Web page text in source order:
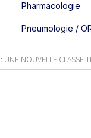
Pharmacologie
Pneumologie /
UNE NOUVELLE CLASSE